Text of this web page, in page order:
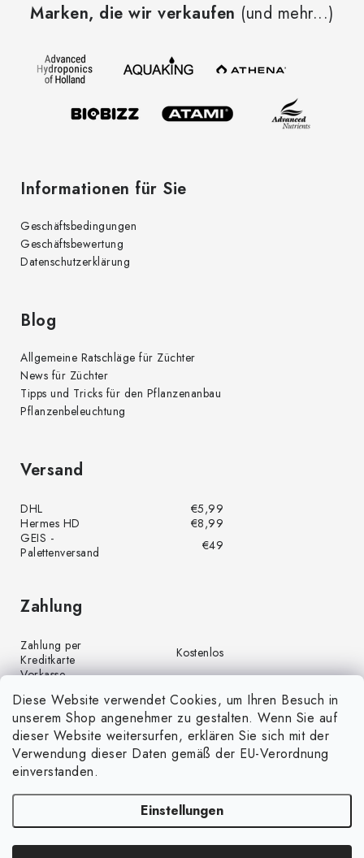
Diese Website verwendet Cookies, um Ihren Besuch in
unserem Shop angenehmer zu gestalten. Wenn Sie auf
dieser Website weitersurfen, erklären Sie sich mit der
Verwendung dieser Daten gemäß der EU-Verordnung
einverstanden.
Einstellungen
Marken, die wir verkaufen (und mehr...)
Informationen für Sie
Geschäftsbedingungen
Geschäftsbewertung
Datenschutzerklärung
Blog
Allgemeine Ratschläge für Züchter
News für Züchter
Tipps und Tricks für den Pflanzenanbau
Pflanzenbeleuchtung
Versand
DHL
€5,99
Hermes HD
€8,99
GEIS -
Palettenversand
€49
Zahlung
Zahlung per
Kreditkarte
Kostenlos
Vorkasse
Zahlung per PayPal
Kostenlos
Nachnahme
€4,00
Copyright 2026GrünGarten.de. Alle Rechte vorbehalten.Cookie-